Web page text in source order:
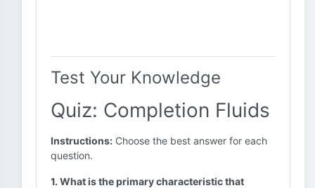
Test Your Knowledge
Quiz: Completion Fluids
Instructions: Choose the best answer for each
question.
1. What is the primary characteristic that